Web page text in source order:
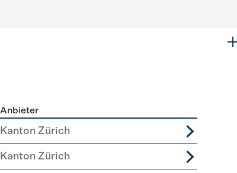
Anbieter
Kanton Zürich
Kanton Zürich